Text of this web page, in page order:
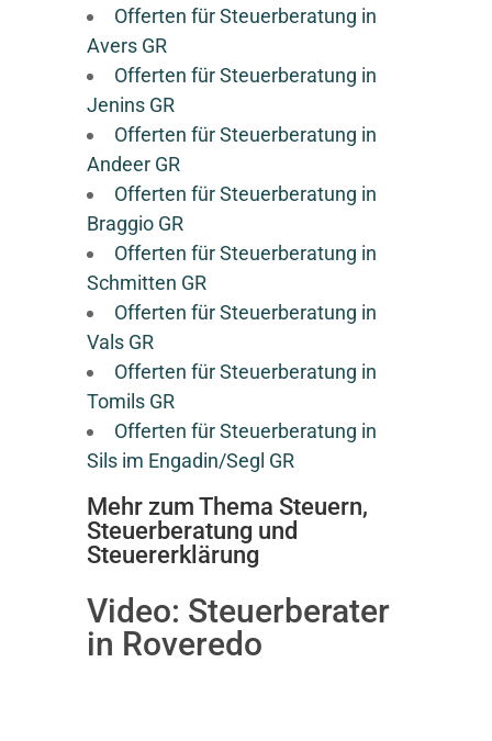
Offerten für Steuerberatung in
Avers GR
Offerten für Steuerberatung in
Jenins GR
Offerten für Steuerberatung in
Andeer GR
Offerten für Steuerberatung in
Braggio GR
Offerten für Steuerberatung in
Schmitten GR
Offerten für Steuerberatung in
Vals GR
Offerten für Steuerberatung in
Tomils GR
Offerten für Steuerberatung in
Sils im Engadin/Segl GR
Mehr zum Thema Steuern,
Steuerberatung und
Steuererklärung
Video: Steuerberater
in Roveredo